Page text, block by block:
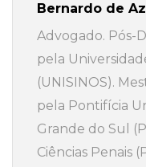
Bernardo de
Advogado. Pós-
pela
(UNISINOS).
pela Pontifícia
Grande do Sul
Ciências Penais